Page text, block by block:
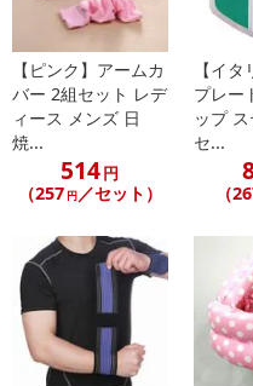
めご了承ください。
発送日カレンダー
休業日
【ピンク】アームカ
バー 2組セット レデ
ィース メンズ 日
焼...
514円
（257 円／セット）
【イ
プレー
ップ
セ...
（